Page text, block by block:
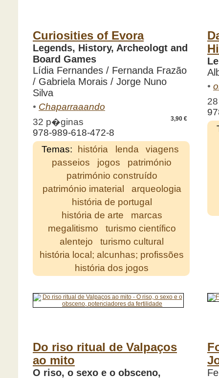
Curiosities of Evora
Legends, History, Archeologt and
Board Games
Lídia Fernandes / Fernanda Frazão
/ Gabriela Morais / Jorge Nuno
Silva
• Chaparraaando
3,90 €
32 p�ginas
978-989-618-472-8
Temas:
história lenda
viagens
passeios
jogos
património
património construído
património imaterial
arqueologia
história de portugal
história de arte
marcas
megalitismo
turismo científico
alentejo
turismo cultural
história local; alcunhas; profissões
história dos jogos
•
Do riso ritual de Valpaços
ao mito
O riso, o sexo e o obsceno,